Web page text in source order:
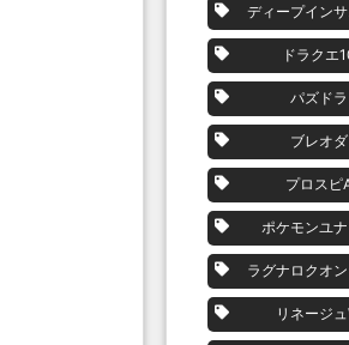
ディープイン
ドラクエ
パズドラ
ブレオダ
プロスピ
ポケモンユナ
ラグナロクオ
リネージ